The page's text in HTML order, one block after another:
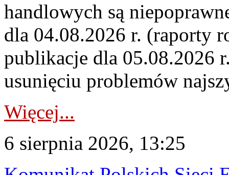
handlowych są
dla 04.08.2026 r. (raporty
publikacje dla 05.08.2026
usunięciu problemów
Więcej...
6 sierpnia 2026, 13:25